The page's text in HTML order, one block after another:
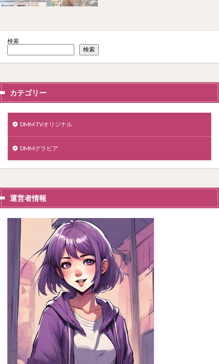
検索
検索
カテゴリー
DMM TVオリジナル
DMMグラビア
運営者情報